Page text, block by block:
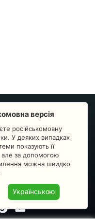
изменений
страны
підписника
версія
російськомовну
У деяких випадках
показують її
але за допомогою
можна швидко
Українською